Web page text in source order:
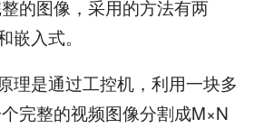
的图像，采用的方法有两
入式。
理是通过工控机，利用一块多
完整的视频图像分割成M×N